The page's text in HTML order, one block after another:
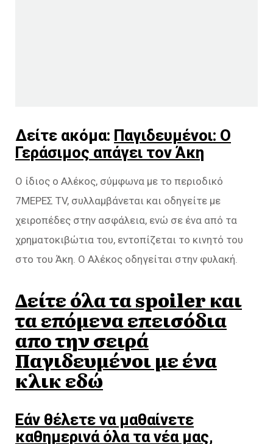
Δείτε ακόμα: Παγιδευμένοι: Ο
Γεράσιμος απάγει τον Άκη
Ο ίδιος ο Αλέκος, σύμφωνα με το περιοδικό
7ΜΕΡΕΣ TV, συλλαμβάνεται και οδηγείτε με
χειροπέδες στην ασφάλεια, ενώ σε ένα από τα
χρηματοκιβώτια του, εντοπίζεται το κινητό του
στο του Άκη. Ο Αλέκος οδηγείται στην φυλακή.
Δείτε όλα τα spoiler και
τα επόμενα επεισόδια
απο την σειρά
Παγιδευμένοι με ένα
κλικ εδώ
Εάν θέλετε να μαθαίνετε
καθημερινά όλα τα νέα μας,